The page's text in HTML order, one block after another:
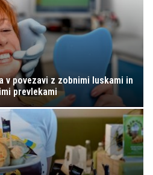
v povezavi z zobnimi luskami in
prevlekami